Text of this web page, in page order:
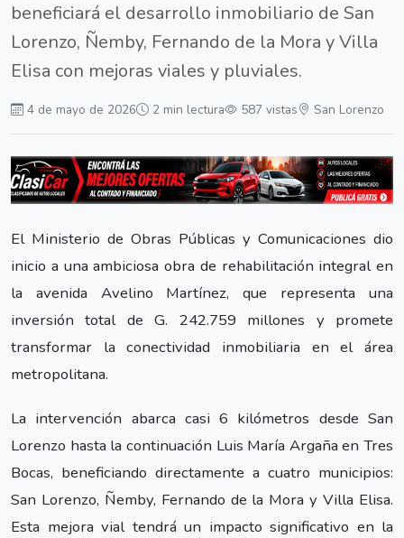
beneficiará el desarrollo inmobiliario de San
Lorenzo, Ñemby, Fernando de la Mora y Villa
Elisa con mejoras viales y pluviales.
4 de mayo de 2026 2 min lectura 587 vistas San Lorenzo
El Ministerio de Obras Públicas y Comunicaciones dio
inicio a una ambiciosa obra de rehabilitación integral en
la avenida Avelino Martínez, que representa una
inversión total de G. 242.759 millones y promete
transformar la conectividad inmobiliaria en el área
metropolitana.
La intervención abarca casi 6 kilómetros desde San
Lorenzo hasta la continuación Luis María Argaña en Tres
Bocas, beneficiando directamente a cuatro municipios:
San Lorenzo, Ñemby, Fernando de la Mora y Villa Elisa.
Esta mejora vial tendrá un impacto significativo en la